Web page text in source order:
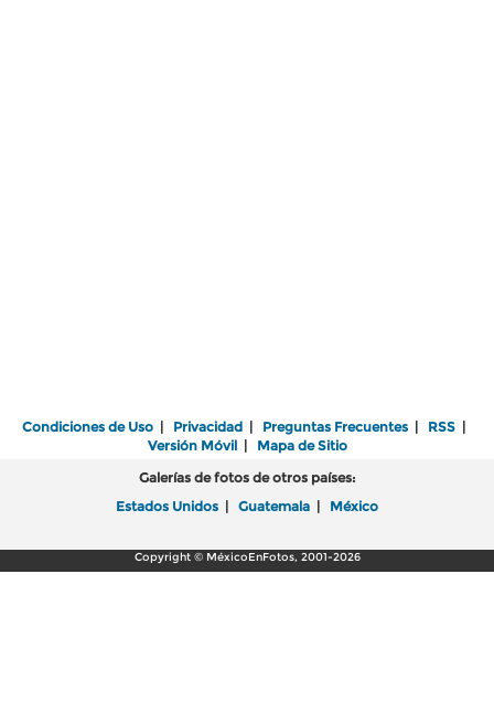
Condiciones de Uso | Privacidad | Preguntas Frecuentes | RSS |
Versión Móvil| Mapa de Sitio
Galerías de fotos de otros países:
Estados Unidos | Guatemala | México
Copyright © MéxicoEnFotos, 2001-2026